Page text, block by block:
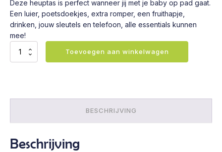
Deze heuptas is perfect wanneer jij met je baby op pad gaat.
Een luier, poetsdoekjes, extra romper, een fruithapje,
drinken, jouw sleutels en telefoon, alle essentials kunnen
mee!
Heuptas
Toevoegen aan winkelwagen
BESCHRIJVING
Beschrijving